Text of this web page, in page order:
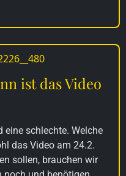
ist das Video
eine schlechte. Welche
das Video am 24.2.
sollen, brauchen wir